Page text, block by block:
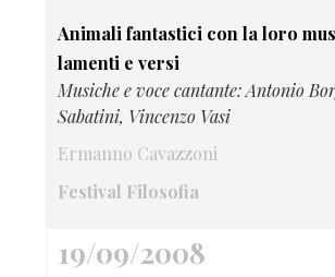
Animali fantastici con la loro
lamenti e versi
Musiche e voce cantante: Antonio
Sabatini, Vincenzo Vasi
Ermanno Cavazzoni
Festival Filosofia
19/09/2008